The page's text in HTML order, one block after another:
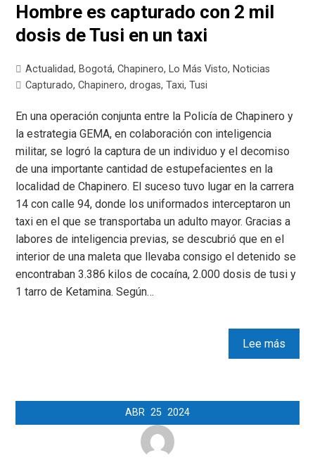
Hombre es capturado con 2 mil
dosis de Tusi en un taxi
Actualidad, Bogotá,Chapinero, Lo Más Visto, Noticias
Capturado,Chapinero,drogas,Taxi,Tusi
En una operación conjunta entre la Policía de Chapinero y
la estrategia GEMA, en colaboración con inteligencia
militar, se logró la captura de un individuo y el decomiso
de una importante cantidad de estupefacientes en la
localidad de Chapinero. El suceso tuvo lugar en la carrera
14 con calle 94, donde los uniformados interceptaron un
taxi en el que se transportaba un adulto mayor. Gracias a
labores de inteligencia previas, se descubrió que en el
interior de una maleta que llevaba consigo el detenido se
encontraban 3.386 kilos de cocaína, 2.000 dosis de tusi y
1 tarro de Ketamina. Según…
Lee más
ABR 25 2024